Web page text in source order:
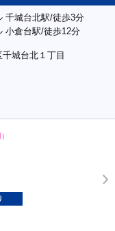
千城台北駅/徒歩3分
小倉台駅/徒歩12分
城台北１丁目